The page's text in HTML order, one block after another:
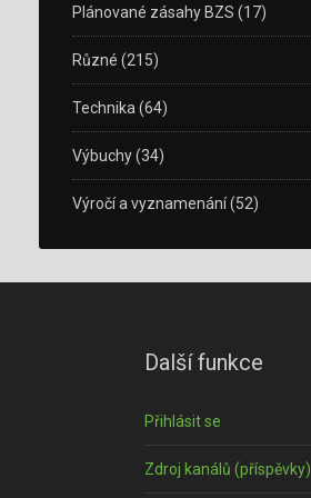
Plánované zásahy BZS (17)
Různé (215)
Technika (64)
Výbuchy(34)
Výročí a vyznamenání(52)
Další funkce
Přihlásit se
Zdroj kanálů (příspěvky)